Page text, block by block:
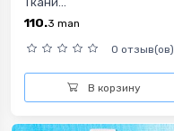
110.3 man
0 отзыв(ов)
В корзину